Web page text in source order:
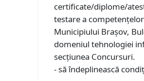
certificate/diplome/
testare a
Municipiului Brașov,
domeniul tehnologiei
secțiunea Concursuri.
- să îndeplinească